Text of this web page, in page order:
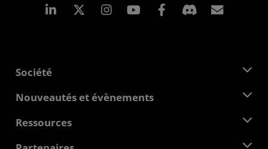
LinkedIn Instagram Facebook
Société
À propos d'AMD
Responsabilité d'entreprise
Carrières
Nouveautés et évènements
Salle de presse
Ressources
Centre pour les développeurs